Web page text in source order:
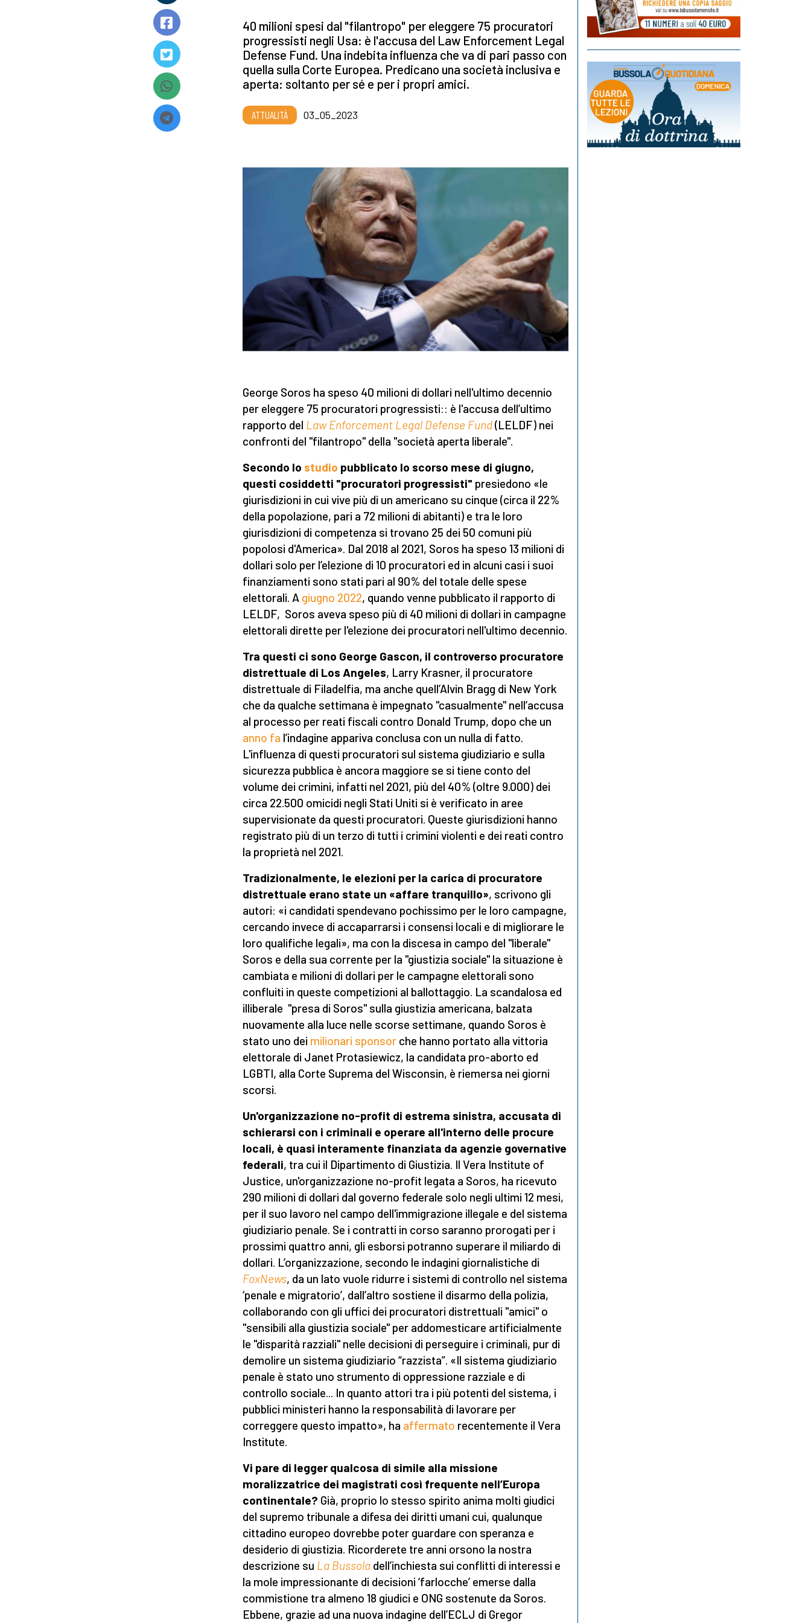
40 milioni spesi dal "filantropo" per eleggere 75 procuratori
progressisti negli Usa: è l'accusa del Law Enforcement Legal
Defense Fund. Una indebita influenza che va di pari passo con
quella sulla Corte Europea. Predicano una società inclusiva e
aperta: soltanto per sé e per i propri amici.
ATTUALITÀ 03_05_2023
George Soros ha speso 40 milioni di dollari nell'ultimo decennio
per eleggere 75 procuratori progressisti:: è l'accusa dell’ultimo
rapporto del Law Enforcement Legal Defense Fund(LELDF) nei
confronti del "filantropo" della "società aperta liberale".
Secondo lo studio pubblicato lo scorso mese di giugno,
questi cosiddetti "procuratori progressisti" presiedono «le
giurisdizioni in cui vive più di un americano su cinque (circa il 22%
della popolazione, pari a 72 milioni di abitanti) e tra le loro
giurisdizioni di competenza si trovano 25 dei 50 comuni più
popolosi d'America». Dal 2018 al 2021, Soros ha speso 13 milioni di
dollari solo per l’elezione di 10 procuratori ed in alcuni casi i suoi
finanziamenti sono stati pari al 90% del totale delle spese
elettorali. A giugno 2022, quando venne pubblicato il rapporto di
LELDF, Soros aveva speso più di 40 milioni di dollari in campagne
elettorali dirette per l'elezione dei procuratori nell'ultimo decennio.
Tra questi ci sono George Gascon, il controverso procuratore
distrettuale di Los Angeles, Larry Krasner, il procuratore
distrettuale di Filadelfia, ma anche quell’Alvin Bragg di New York
che da qualche settimana è impegnato "casualmente" nell’accusa
al processo per reati fiscali contro Donald Trump, dopo che un
anno fa l’indagine appariva conclusa con un nulla di fatto.
L'influenza di questi procuratori sul sistema giudiziario e sulla
sicurezza pubblica è ancora maggiore se si tiene conto del
volume dei crimini, infatti nel 2021, più del 40% (oltre 9.000) dei
circa 22.500 omicidi negli Stati Uniti si è verificato in aree
supervisionate da questi procuratori. Queste giurisdizioni hanno
registrato più di un terzo di tutti i crimini violenti e dei reati contro
la proprietà nel 2021.
Tradizionalmente, le elezioni per la carica di procuratore
distrettuale erano state un «affare tranquillo», scrivono gli
autori: «i candidati spendevano pochissimo per le loro campagne,
cercando invece di accaparrarsi i consensi locali e di migliorare le
loro qualifiche legali», ma con la discesa in campo del "liberale"
Soros e della sua corrente per la "giustizia sociale" la situazione è
cambiata e milioni di dollari per le campagne elettorali sono
confluiti in queste competizioni al ballottaggio. La scandalosa ed
illiberale "presa di Soros" sulla giustizia americana, balzata
nuovamente alla luce nelle scorse settimane, quando Soros è
stato uno dei milionari sponsor che hanno portato alla vittoria
elettorale di Janet Protasiewicz, la candidata pro-aborto ed
LGBTI, alla Corte Suprema del Wisconsin, è riemersa nei giorni
scorsi.
Un'organizzazione no-profit di estrema sinistra, accusata di
schierarsi con i criminali e operare all'interno delle procure
locali, è quasi interamente finanziata da agenzie governative
federali, tra cui il Dipartimento di Giustizia. Il Vera Institute of
Justice, un'organizzazione no-profit legata a Soros, ha ricevuto
290 milioni di dollari dal governo federale solo negli ultimi 12 mesi,
per il suo lavoro nel campo dell'immigrazione illegale e del sistema
giudiziario penale. Se i contratti in corso saranno prorogati per i
prossimi quattro anni, gli esborsi potranno superare il miliardo di
dollari. L’organizzazione, secondo le indagini giornalistiche di
FoxNews, da un lato vuole ridurre i sistemi di controllo nel sistema
‘penale e migratorio’, dall’altro sostiene il disarmo della polizia,
collaborando con gli uffici dei procuratori distrettuali "amici" o
"sensibili alla giustizia sociale" per addomesticare artificialmente
le "disparità razziali" nelle decisioni di perseguire i criminali, pur di
demolire un sistema giudiziario “razzista”. «Il sistema giudiziario
penale è stato uno strumento di oppressione razziale e di
controllo sociale... In quanto attori tra i più potenti del sistema, i
pubblici ministeri hanno la responsabilità di lavorare per
correggere questo impatto», ha affermato recentemente il Vera
Institute.
Vi pare di legger qualcosa di simile alla missione
moralizzatrice dei magistrati così frequente nell’Europa
continentale? Già, proprio lo stesso spirito anima molti giudici
del supremo tribunale a difesa dei diritti umani cui, qualunque
cittadino europeo dovrebbe poter guardare con speranza e
desiderio di giustizia. Ricorderete tre anni orsono la nostra
descrizione su La Bussola dell’inchiesta sui conflitti di interessi e
la mole impressionante di decisioni ‘farlocche’ emerse dalla
commistione tra almeno 18 giudici e ONG sostenute da Soros.
Ebbene, grazie ad una nuova indagine dell’ECLJ di Gregor